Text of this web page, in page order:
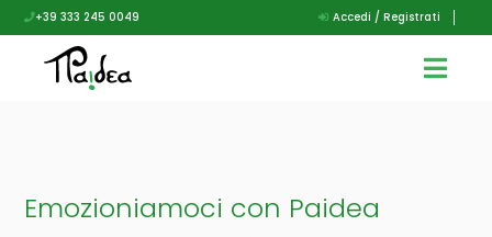
+39 333 245 0049 Accedi / Registrati
Emozioniamoci con Paidea